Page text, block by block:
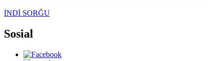
İNDİ SORĞU
Sosial